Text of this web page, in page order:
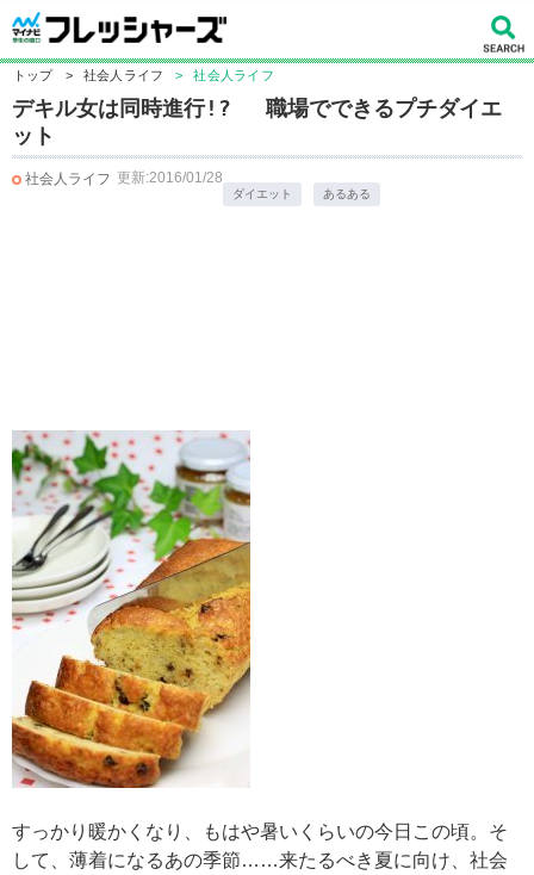
トップ > 社会人ライフ > 社会人ライフ
デキル女は同時進行!? 職場でできるプチダイエ
ット
社会人ライフ 更新:2016/01/28
ダイエット あるある
すっかり暖かくなり、もはや暑いくらいの今日この頃。そ
して、薄着になるあの季節……来たるべき夏に向け、社会